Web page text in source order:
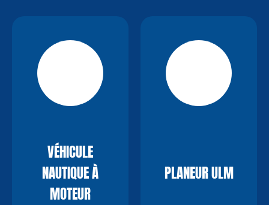
VÉHICULE
NAUTIQUE À
MOTEUR
PLANEUR ULM